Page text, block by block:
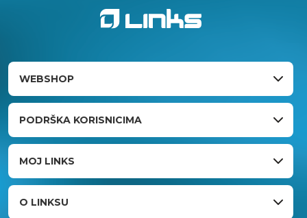
WEBSHOP
PODRŠKA KORISNICIMA
MOJ LINKS
O LINKSU